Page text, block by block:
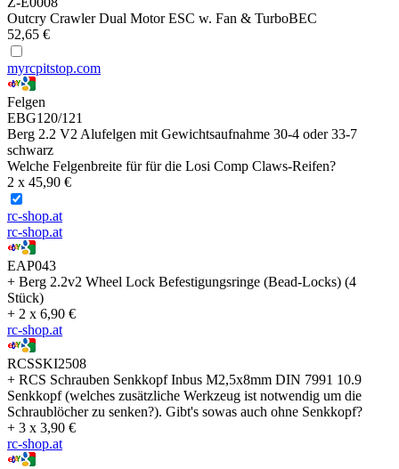
Outcry Crawler Dual Motor ESC w. Fan & TurboBEC
52,65 €
myrcpitstop.com
Felgen
EBG120/121
Berg 2.2 V2 Alufelgen mit Gewichtsaufnahme 30-4 oder 33-7
schwarz
Welche Felgenbreite für für die Losi Comp Claws-Reifen?
2 x 45,90 €
rc-shop.at
rc-shop.at
EAP043
+ Berg 2.2v2 Wheel Lock Befestigungsringe (Bead-Locks) (4
Stück)
+ 2 x 6,90 €
rc-shop.at
RCSSKI2508
+ RCS Schrauben Senkkopf Inbus M2,5x8mm DIN 7991 10.9
Senkkopf (welches zusätzliche Werkzeug ist notwendig um die
Schraublöcher zu senken?). Gibt's sowas auch ohne Senkkopf?
+ 3 x 3,90 €
rc-shop.at